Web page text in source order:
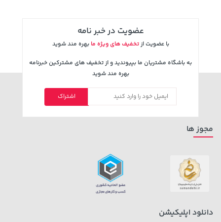
خرید 119,900 تومان
عضویت در خبر نامه
با عضویت ازتخفیف های ویژه ما بهره مند شوید
به باشگاه مشتریان ما بپیوندید و از تخفیف های مشترکین خبرنامه
بهره مند شوید
اشتراک
مجوز ها
دانلود اپلیکیشن